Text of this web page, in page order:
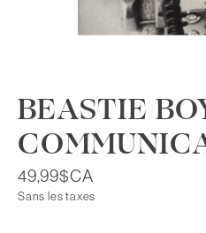
BEASTIE
49,99$CA
Sans les taxes